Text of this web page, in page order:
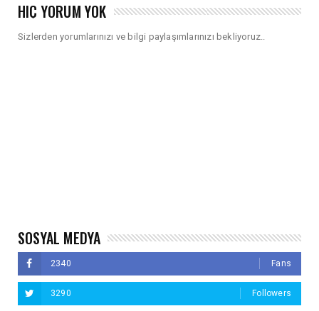
HIÇ YORUM YOK
Sizlerden yorumlarınızı ve bilgi paylaşımlarınızı bekliyoruz..
SOSYAL MEDYA
2340 Fans
3290 Followers